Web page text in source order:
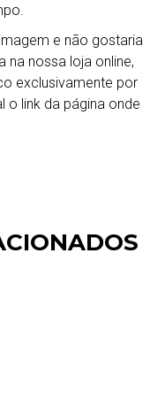
e não gostaria
na nossa loja online,
exclusivamente por
o link da página onde